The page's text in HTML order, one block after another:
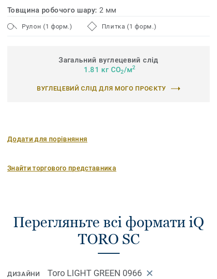
Товщина робочого шару: 2 мм
Рулон (1 форм.) Плитка (1 форм.)
Загальний вуглецевий слід
1.81 кг CO2/м2
ВУГЛЕЦЕВИЙ СЛІД ДЛЯ МОГО ПРОЄКТУ
Додати для порівняння
Знайти торгового представника
Перегляньте всі формати iQ
TORO SC
ДИЗАЙНИ Toro LIGHT GREEN 0966